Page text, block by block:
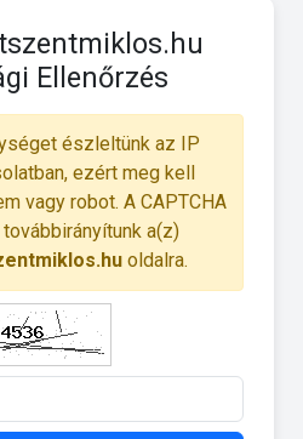
Ellenőrzés
észleltünk az IP
ezért meg kell
vagy robot. A CAPTCHA
a(z)
oldalra.